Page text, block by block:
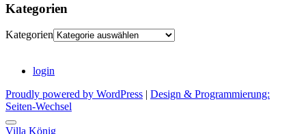
Kategorien
Kategorien
login
Proudly powered by WordPress
Design & Programmierung:
Seiten-Wechsel
Villa König